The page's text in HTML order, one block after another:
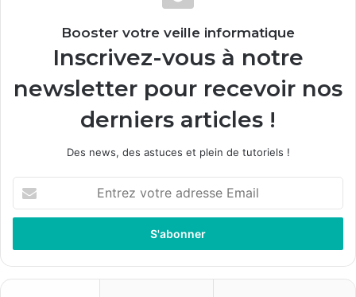
Booster votre veille informatique
Inscrivez-vous à notre
newsletter pour recevoir nos
derniers articles !
Des news, des astuces et plein de tutoriels !
t
e
z